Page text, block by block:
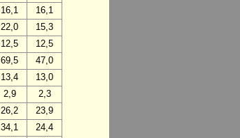
16,1
16,1
22,0
15,3
12,5
12,5
69,5
47,0
13,4
13,0
2,9
2,3
26,2
23,9
34,1
24,4